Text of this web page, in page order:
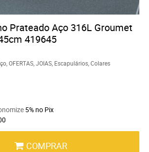
Prateado Aço 316L Groumet
419645
OFERTAS JOIAS Escapulários Colares
5% no Pix
COMPRAR